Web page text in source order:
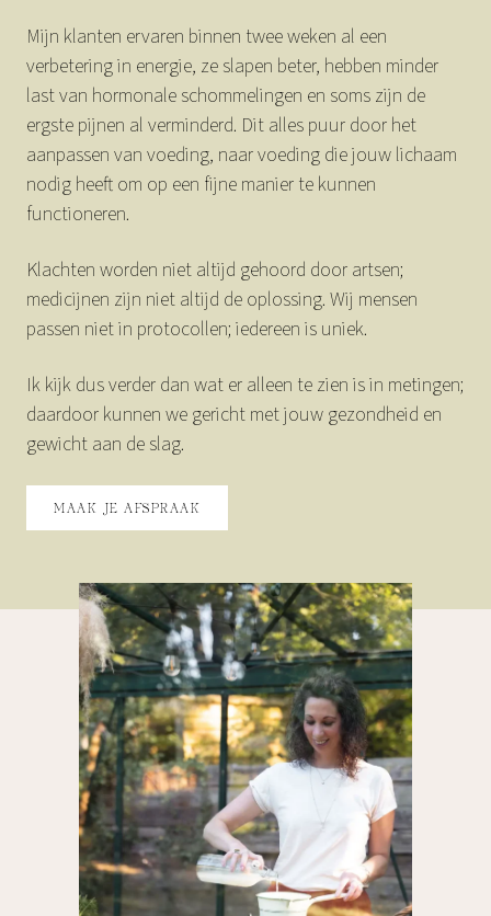
Mijn klanten ervaren binnen twee weken al een
verbetering in energie, ze slapen beter, hebben minder
last van hormonale schommelingen en soms zijn de
ergste pijnen al verminderd. Dit alles puur door het
aanpassen van voeding, naar voeding die jouw lichaam
nodig heeft om op een fijne manier te kunnen
functioneren.
Klachten worden niet altijd gehoord door artsen;
medicijnen zijn niet altijd de oplossing. Wij mensen
passen niet in protocollen; iedereen is uniek.
Ik kijk dus verder dan wat er alleen te zien is in metingen;
daardoor kunnen we gericht met jouw gezondheid en
gewicht aan de slag.
MAAK JE AFSPRAAK